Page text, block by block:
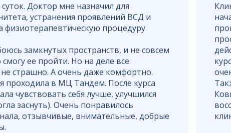
Доктор мне назначил для
устранения проявлений ВСД и
физиотерапевтическую процедуру
замкнутых пространств, и не совсем
ее пройти. Но на деле все
не страшно. А очень даже комфортно.
проходила в МЦ Тандем. После курса
чувствовать себя лучше, улучшился
заснуть). Очень понравилось
отзывчивые, внимательные, добрые